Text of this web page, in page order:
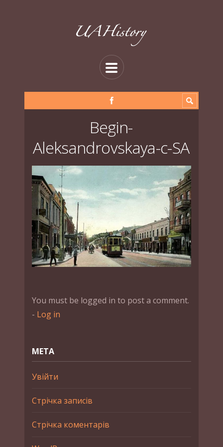
Begin-
Aleksandrovskaya-c-SA
You must be logged in to post a comment.
- Log in
МЕТА
Увійти
Стрічка записів
Стрічка коментарів